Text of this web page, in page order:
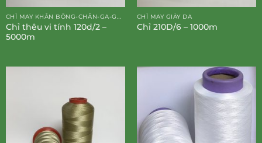
CHỈ MAY KHĂN BÔNG-CHĂN-GA-GỐI-ĐỆM
Chỉ thêu vi tính 120d/2 –
5000m
CHỈ MAY GIÀY DA
Chỉ 210D/6 – 1000m